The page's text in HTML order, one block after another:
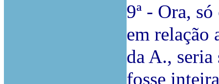
9ª - Ora,
em relação
da A.,
fosse